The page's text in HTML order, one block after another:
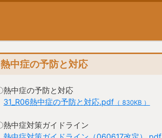
熱中症の予防と対応
熱中症の予防と対応
31_R06熱中症の予防と対応.pdf （ 830KB ）
熱中症対策ガイドライン